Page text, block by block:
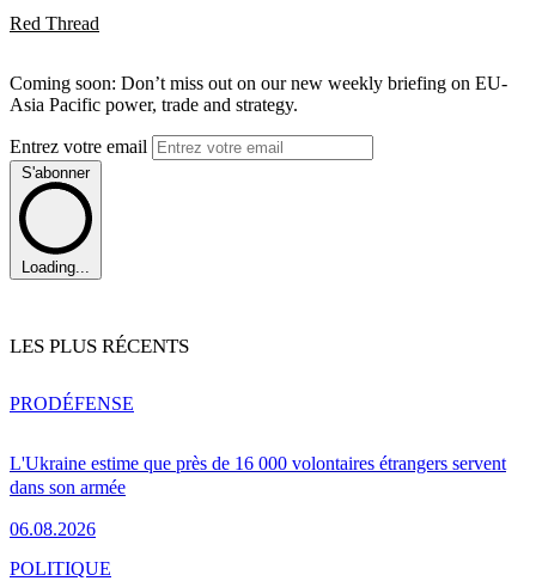
Red Thread
Coming soon: Don’t miss out on our new weekly briefing on EU-
Asia Pacific power, trade and strategy.
Entrez votre email
S'abonner
Loading...
LES PLUS RÉCENTS
L'Ukraine estime que près de 16 000 volontaires étrangers servent
dans son armée
06.08.2026
PRODÉFENSE
POLITIQUE